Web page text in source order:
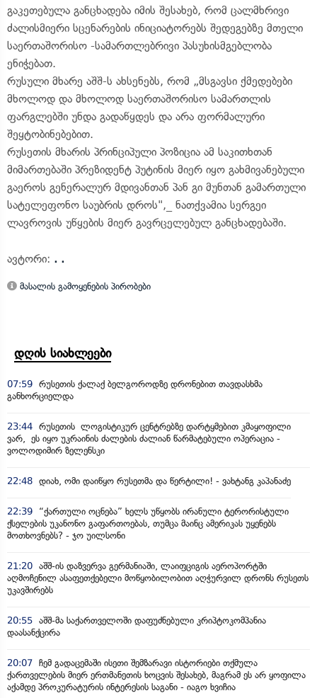
გაკეთებულა განცხადება იმის შესახებ, რომ ცალმხრივი
ძალისმიერი სცენარების ინიციატორებს შედეგებზე მთელი
საერთაშორისო -სამართლებრივი პასუხისმგებლობა
ენიჭებათ.
რუსული მხარე აშშ-ს ახსენებს, რომ „მსგავსი ქმედებები
მხოლოდ და მხოლოდ საერთაშორისო სამართლის
ფარგლებში უნდა გადაწყდეს და არა ფორმალური
შეყტობინებებით.
რუსეთის მხარის პრინციპული პოზიცია ამ საკითხთან
მიმართებაში პრეზიდენტ პუტინის მიერ იყო გახმივანებული
გაეროს გენერალურ მდივანთან პან გი მუნთან გამართული
სატელეფონო საუბრის დროს",_ ნათქვამია სერგეი
ლავროვის უწყების მიერ გავრცელებულ განცხადებაში.
ავტორი: . .
მასალის გამოყენების პირობები
დღის სიახლეები
07:59 რუსეთის ქალაქ ბელგოროდზე დრონებით თავდასხმა
განხორციელდა
23:44 რუსეთის ლოგისტიკურ ცენტრებზე დარტყმებით კმაყოფილი
ვარ, ეს იყო უკრაინის ძალების ძალიან წარმატებული ოპერაცია -
ვოლოდიმირ ზელენსკი
22:48 დიახ, ომი დაიწყო რუსეთმა და წერტილი! - ვახტანგ კაპანაძე
22:39
“ქართული ოცნება” ხელს უწყობს ირანული ტერორისტული
ქსელების უკანონო გაფართოებას, თუმცა მაინც ამერიკას უყენებს
მოთხოვნებს? - ჯო უილსონი
21:20 აშშ-ის დაზვერვა გერმანიაში, ლაიფციგის აეროპორტში
აღმოჩენილ ასაფეთქებელი მოწყობილობით აღჭურვილ დრონს რუსეთს
უკავშირებს
20:55 აშშ-მა საქართველოში დაფუძნებული კრიპტოკომპანია
დაასანქცირა
20:07 ჩემ გადაცემაში ისეთი შემზარავი ისტორიები თქმულა
ქართველების მიერ ერთმანეთის ხოცვის შესახებ, მაგრამ ეს არ ყოფილა
აქამდე პროკურატურის ინტერესის საგანი - იაგო ხვიჩია